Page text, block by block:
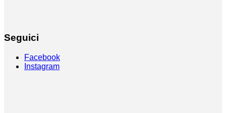
Seguici
Facebook
Instagram